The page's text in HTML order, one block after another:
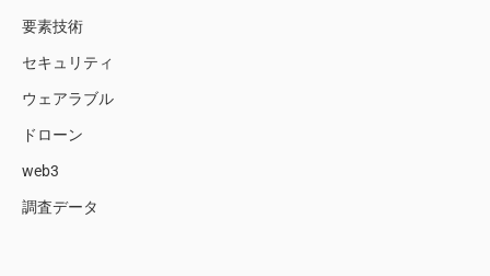
要素技術
セキュリティ
ウェアラブル
ドローン
web3
調査データ